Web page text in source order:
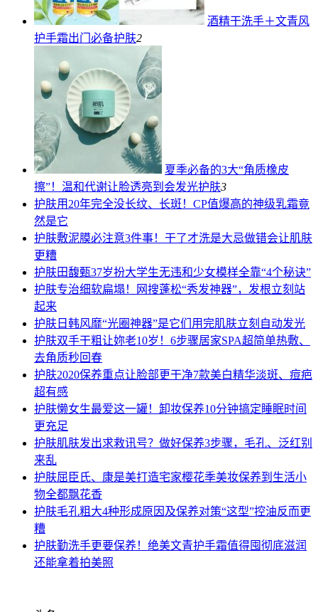
酒精干洗手＋文青风
护手霜出门必备护肤2
夏季必备的3大“角质橡皮
擦”！温和代谢让脸透亮到会发光护肤3
护肤用20年完全没长纹、长斑！CP值爆高的神级乳霜竟
然是它
护肤敷泥膜必注意3件事！干了才洗是大忌做错会让肌肤
更糟
护肤田馥甄37岁扮大学生无违和少女模样全靠“4个秘诀”
护肤专治细软扁塌！网搜蓬松“秀发神器”，发根立刻站
起来
护肤 日韩风靡“光圈神器”是它们用完肌肤立刻自动发光
护肤双手干粗让妳老10岁！6步骤居家SPA超简单热敷、
去角质秒回春
护肤2020保养重点让脸部更干净7款美白精华淡斑、痘疤
超有感
护肤懒女生最爱这一罐！卸妆保养10分钟搞定睡眠时间
更充足
护肤肌肤发出求救讯号？做好保养3步骤，毛孔、泛红别
来乱
护肤屈臣氏、康是美打造宅家樱花季美妆保养到生活小
物全都飘花香
护肤毛孔粗大4种形成原因及保养对策“这型”控油反而更
糟
护肤勤洗手更要保养！绝美文青护手霜值得囤彻底滋润
还能拿着拍美照